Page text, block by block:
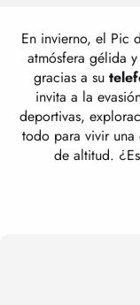
En invierno, el Pic
atmósfera gélida
gracias a su
invita a la
deportivas,
todo para vivir una
de altitud.